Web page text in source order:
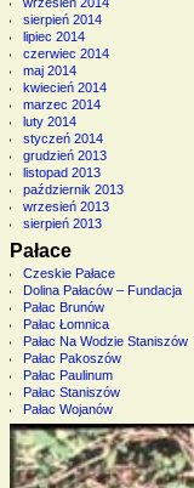
sierpień 2014
lipiec 2014
czerwiec 2014
maj 2014
kwiecień 2014
marzec 2014
luty 2014
styczeń 2014
grudzień 2013
listopad 2013
październik 2013
wrzesień 2013
sierpień 2013
Pałace
Czeskie Pałace
Dolina Pałaców – Fundacja
Pałac Brunów
Pałac Łomnica
Pałac Na Wodzie Staniszów
Pałac Pakoszów
Pałac Paulinum
Pałac Staniszów
Pałac Wojanów